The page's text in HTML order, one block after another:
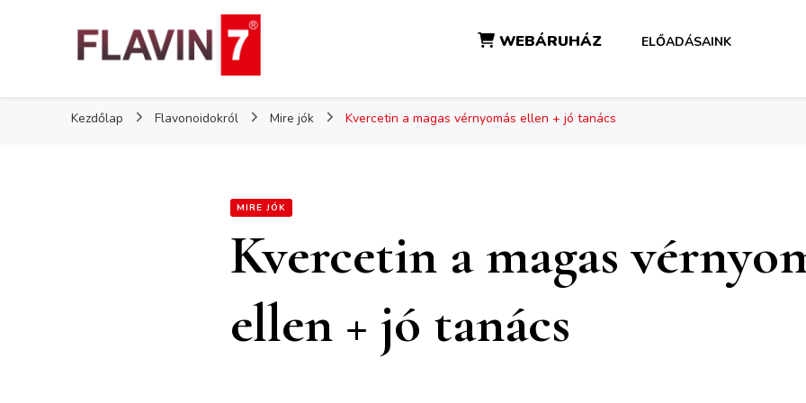
Flavin7
WEBÁRUHÁZ ELŐADÁSAINK
Kezdőlap Flavonoidokról Mire jók Kvercetin a magas vérnyomás ellen + jó tanács
MIRE JÓK
Kvercetin a magas
ellen + jó tanács